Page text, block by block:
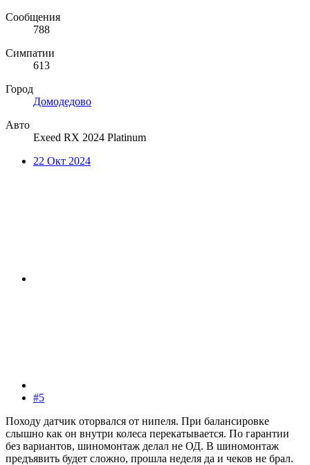
Сообщения
788
Симпатии
613
Город
Домодедово
Авто
Exeed RX 2024 Platinum
22 Окт 2024
#5
Походу датчик оторвался от нипеля. При балансировке
слышно как он внутри колеса перекатывается. По гарантии
без вариантов, шиномонтаж делал не ОД. В шиномонтаж
предъявить будет сложно, прошла неделя да и чеков не брал.